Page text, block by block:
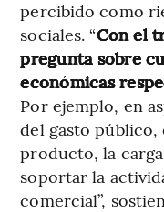
percibido como
sociales. “Con el
pregunta sobre
económicas
Por ejemplo, en
del gasto público,
producto, la
soportar la
comercial”,